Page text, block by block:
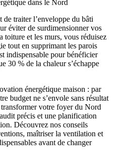
traiter l’enveloppe du bâti
éviter de surdimensionner vos
toiture et les murs, vous réduisez
tout en supprimant les parois
indispensable pour bénéficier
30 % de la chaleur s’échappe
énergétique maison : par
budget ne s’envole sans résultat
votre foyer du Nord
précis et une planification
Découvrez nos conseils
maîtriser la ventilation et
avant de changer